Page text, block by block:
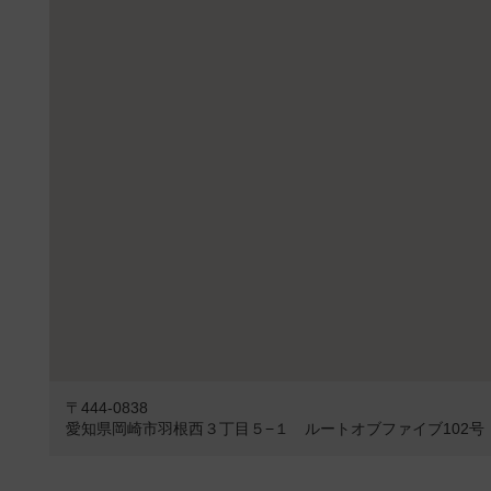
〒444-0838
愛知県岡崎市羽根西３丁目５−１ ルートオブファイブ102号